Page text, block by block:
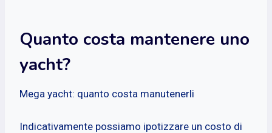
Quanto costa mantenere uno
yacht?
Mega yacht: quanto costa manutenerli
Indicativamente possiamo ipotizzare un costo di